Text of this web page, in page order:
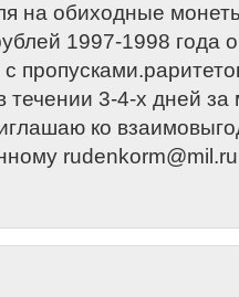
на обиходные
1997-1998 года
течении 3-4-х дней за
ко
rudenkorm@mil.ru